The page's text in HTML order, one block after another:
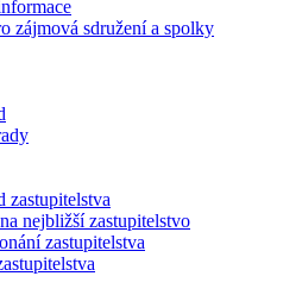
zájmová sdružení a spolky
zastupitelstva
nejbližší zastupitelstvo
zastupitelstva